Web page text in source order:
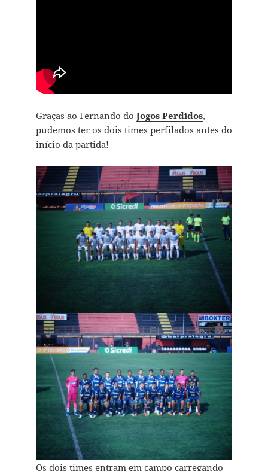
Graças ao Fernando do Jogos Perdidos,
pudemos ter os dois times perfilados antes do
início da partida!
Os dois times entram em campo carregando